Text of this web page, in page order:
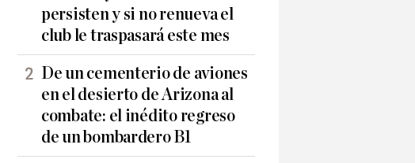
persisten y si no renueva el
club le traspasará este mes
De un cementerio de aviones
en el desierto de Arizona al
combate: el inédito regreso
de un bombardero B1